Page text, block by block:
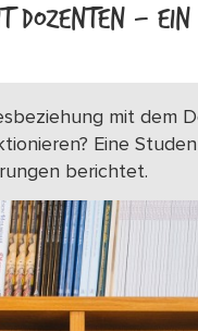
DOZENTEN – EIN
mit dem
Eine
berichtet.